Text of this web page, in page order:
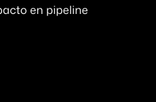
en pipeline